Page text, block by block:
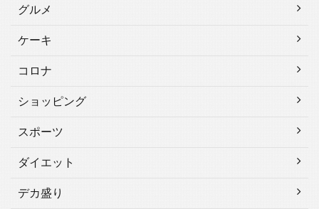
グルメ
ケーキ
コロナ
ショッピング
スポーツ
ダイエット
デカ盛り